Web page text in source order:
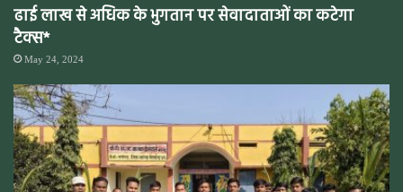
ढाई लाख से अधिक के भुगतान पर सेवादाताओं का कटेगा
टैक्स*
May 24, 2024